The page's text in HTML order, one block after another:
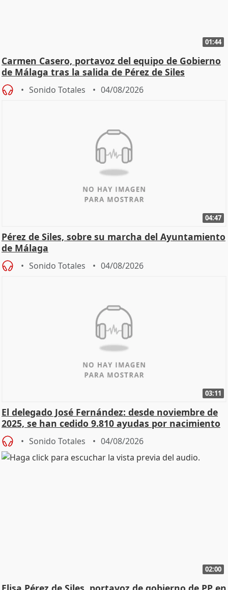
01:44
Carmen Casero, portavoz del equipo de Gobierno
de Málaga tras la salida de Pérez de Siles
Sonido Totales 04/08/2026
04:47
Pérez de Siles, sobre su marcha del Ayuntamiento
de Málaga
Sonido Totales 04/08/2026
03:11
El delegado José Fernández: desde noviembre de
2025, se han cedido 9.810 ayudas por nacimiento
Sonido Totales 04/08/2026
02:00